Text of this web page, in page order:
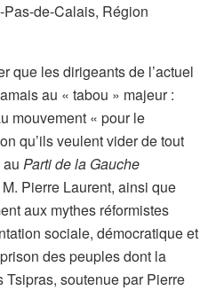
de-Calais, Région
que les dirigeants de l’actuel
au « tabou » majeur :
mouvement « pour le
qu’ils veulent vider de tout
Parti de la Gauche
Pierre Laurent, ainsi que
aux mythes réformistes
sociale, démocratique et
des peuples dont la
Tsipras, soutenue par Pierre